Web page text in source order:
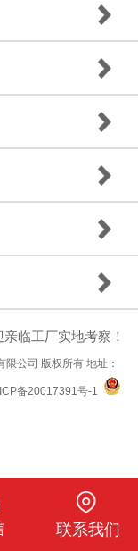
临工厂实地考察！
公司 版权所有 地址：
备20017391号-1
联系我们